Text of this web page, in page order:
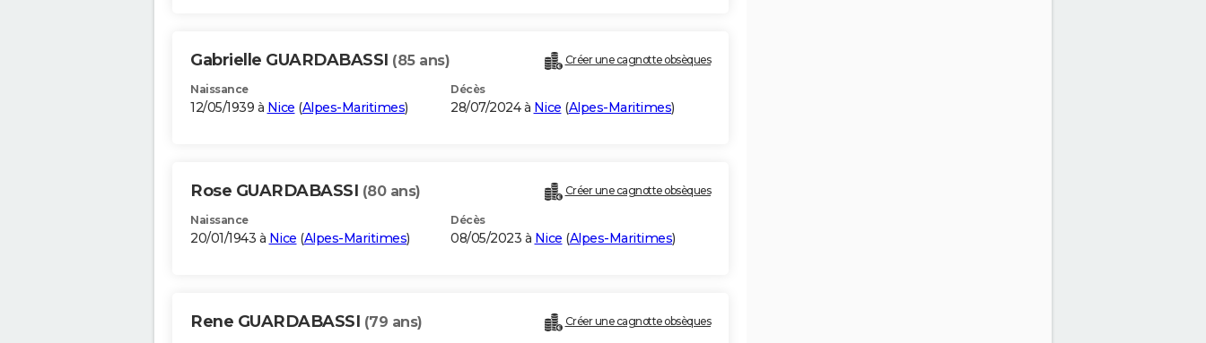
Gabrielle GUARDABASSI (85 ans) Créer une cagnotte obsèques
Naissance
12/05/1939 à Nice (Alpes-Maritimes)
Décès
28/07/2024 à Nice (Alpes-Maritimes)
Rose GUARDABASSI (80 ans) Créer une cagnotte obsèques
Naissance
20/01/1943 à Nice (Alpes-Maritimes)
Décès
08/05/2023 à Nice (Alpes-Maritimes)
Rene GUARDABASSI (79 ans) Créer une cagnotte obsèques